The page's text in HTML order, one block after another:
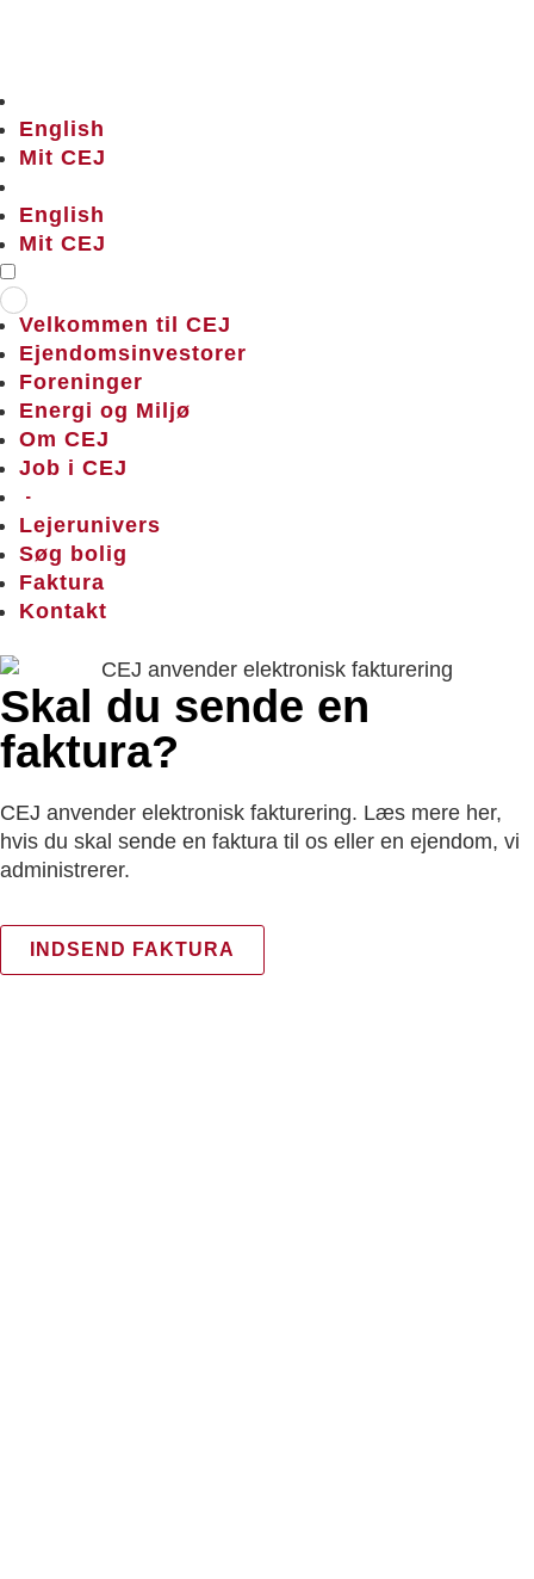
English
Mit CEJ
English
Mit CEJ
Velkommen til CEJ
Ejendomsinvestorer
Foreninger
Energi og Miljø
Om CEJ
Job i CEJ
–
Lejerunivers
Søg bolig
Faktura
Kontakt
Skal du sende en
faktura?
CEJ anvender elektronisk fakturering. Læs mere her,
hvis du skal sende en faktura til os eller en ejendom, vi
administrerer.
INDSEND FAKTURA